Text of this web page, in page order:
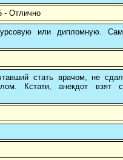
- Отлично
или дипломную. Сам
стать врачом, не сдал
Кстати, анекдот взят с